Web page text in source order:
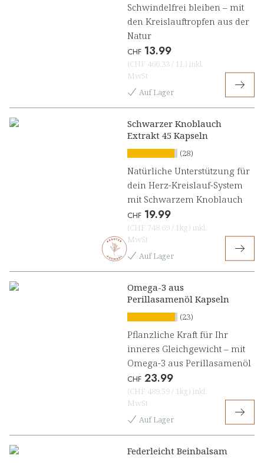
Schwindelfrei bleiben – mit
den Kreislauftropfen aus der
Natur
CHF 13.99
(CHF 466.33 / 1L) inkl.
MwSt
Auf Lager
Schwarzer Knoblauch
Extrakt 45 Kapseln
(28)
Natürliche Unterstützung für
dein Herz-Kreislauf-System
mit Schwarzem Knoblauch
CHF 19.99
(CHF 748.69 / 1kg) inkl.
MwSt
Auf Lager
Omega-3 aus
Perillasamenöl Kapseln
(23)
Pflanzliche Kraft für Ihr
inneres Gleichgewicht – mit
Omega-3 aus Perillasamenöl
CHF 23.99
(CHF 489.59 / 1kg) inkl.
MwSt
Auf Lager
Federleicht Beinbalsam